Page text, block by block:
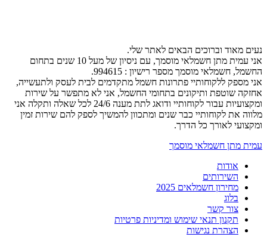
נעים מאוד וברוכים הבאים לאתר שלי.
אני עמית מתן חשמלאי מוסמך, עם ניסיון של מעל 10 שנים בתחום
החשמל, חשמלאי מוסמך מספר רישיון : 994615.
אני מספק ללקוחותיי פתרונות חשמל מתקדמים לבית לעסק ולתעשייה,
אחזקה שוטפת ותיקונים בתחומי החשמל, אני לא מתפשר על שירות
ומקצועיות עבור לקוחותיי ודואג לתת מענה 24/6 לכל שאלה ותקלה אני
מלווה את לקוחותיי כבר שנים ומתכוון להמשיך לספק להם שירות זמין
ומקצועי לאורך כל הדרך.
עמית מתן חשמלאי מוסמך
אודות
השירותים
מחירון חשמלאים 2025
בלוג
צור קשר
תקנון תנאי שימוש ומדיניות פרטיות
הצהרת נגישות